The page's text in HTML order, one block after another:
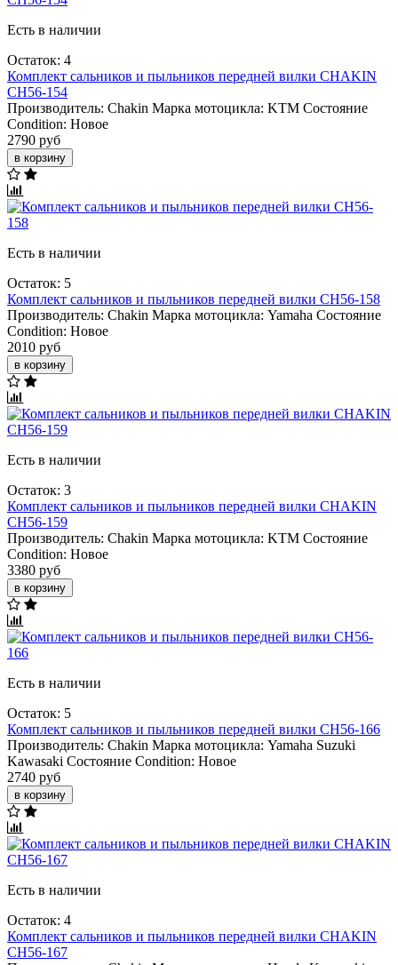
Есть в наличии
Остаток: 4
Комплект сальников и пыльников передней вилки CHAKIN
CH56-154
Производитель: Chakin Марка мотоцикла: KTM Состояние
Condition: Новое
2790 руб
в корзину
Есть в наличии
Остаток: 5
Комплект сальников и пыльников передней вилки CH56-158
Производитель: Chakin Марка мотоцикла: Yamaha Состояние
Condition: Новое
2010 руб
в корзину
Есть в наличии
Остаток: 3
Комплект сальников и пыльников передней вилки CHAKIN
CH56-159
Производитель: Chakin Марка мотоцикла: KTM Состояние
Condition: Новое
3380 руб
в корзину
Есть в наличии
Остаток: 5
Комплект сальников и пыльников передней вилки CH56-166
Производитель: Chakin Марка мотоцикла: Yamaha Suzuki
Kawasaki Состояние Condition: Новое
2740 руб
в корзину
Есть в наличии
Остаток: 4
Комплект сальников и пыльников передней вилки CHAKIN
CH56-167